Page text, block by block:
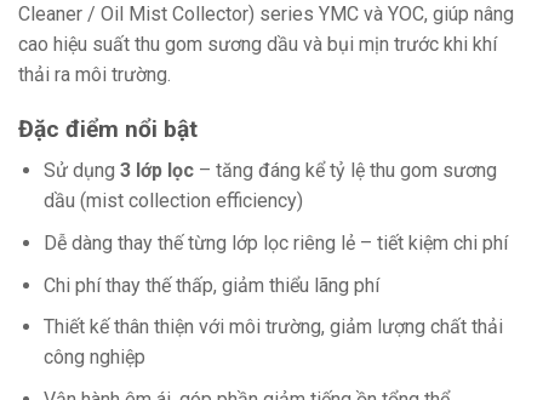
Cleaner / Oil Mist Collector) series YMC và YOC, giúp nâng
cao hiệu suất thu gom sương dầu và bụi mịn trước khi khí
thải ra môi trường.
Đặc điểm nổi bật
Sử dụng 3 lớp lọc– tăng đáng kể tỷ lệ thu gom sương
dầu (mist collection efficiency)
Dễ dàng thay thế từng lớp lọc riêng lẻ – tiết kiệm chi phí
Chi phí thay thế thấp, giảm thiểu lãng phí
Thiết kế thân thiện với môi trường, giảm lượng chất thải
công nghiệp